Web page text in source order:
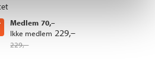
Medlem 70,–
Ikke medlem 229,–
229,–
Kjøp